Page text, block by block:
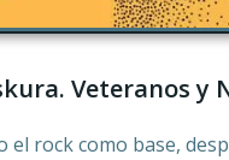
Veteranos y
el rock como base,